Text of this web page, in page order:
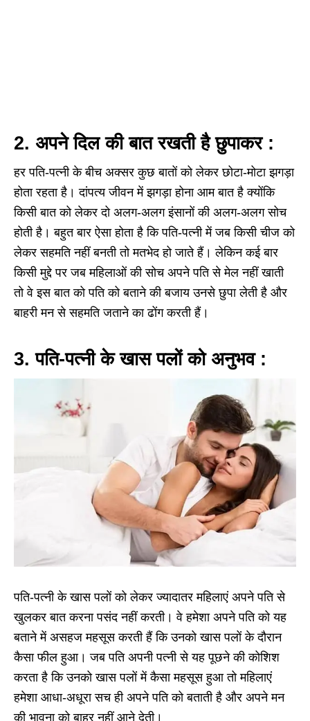
2. अपने दिल की बात रखती है छुपाकर :
हर पति-पत्नी के बीच अक्सर कुछ बातों को लेकर छोटा-मोटा झगड़ा
होता रहता है। दांपत्य जीवन में झगड़ा होना आम बात है क्योंकि
किसी बात को लेकर दो अलग-अलग इंसानों की अलग-अलग सोच
होती है। बहुत बार ऐसा होता है कि पति-पत्नी में जब किसी चीज को
लेकर सहमति नहीं बनती तो मतभेद हो जाते हैं। लेकिन कई बार
किसी मुद्दे पर जब महिलाओं की सोच अपने पति से मेल नहीं खाती
तो वे इस बात को पति को बताने की बजाय उनसे छुपा लेती है और
बाहरी मन से सहमति जताने का ढोंग करती हैं।
3. पति-पत्नी के खास पलों को अनुभव :
पति-पत्नी के खास पलों को लेकर ज्यादातर महिलाएं अपने पति से
खुलकर बात करना पसंद नहीं करती। वे हमेशा अपने पति को यह
बताने में असहज महसूस करती हैं कि उनको खास पलों के दौरान
कैसा फील हुआ। जब पति अपनी पत्नी से यह पूछने की कोशिश
करता है कि उनको खास पलों में कैसा महसूस हुआ तो महिलाएं
हमेशा आधा-अधूरा सच ही अपने पति को बताती है और अपने मन
की भावना को बाहर नहीं आने देती।